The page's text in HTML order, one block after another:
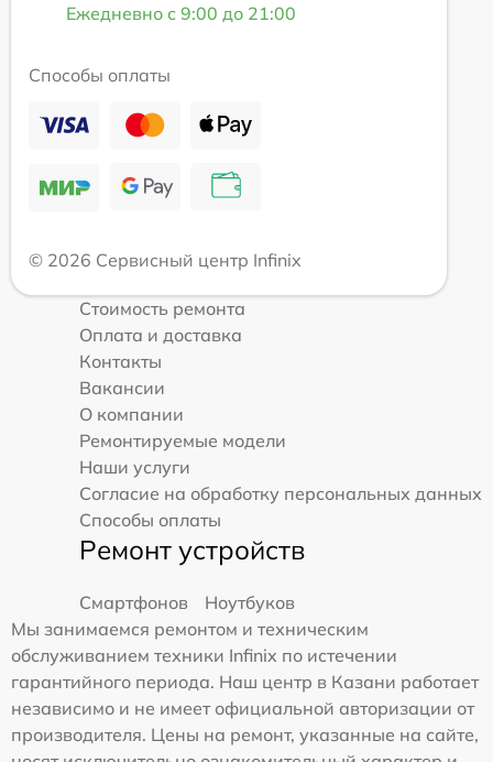
Ежедневно с 9:00 до 21:00
Способы оплаты
© 2026 Сервисный центр Infinix
Стоимость ремонта
Оплата и доставка
Контакты
Вакансии
О компании
Ремонтируемые модели
Наши услуги
Согласие на обработку персональных данных
Способы оплаты
Ремонт устройств
Смартфонов
Ноутбуков
Мы занимаемся ремонтом и техническим
обслуживанием техники Infinix по истечении
гарантийного периода. Наш центр в Казани работает
независимо и не имеет официальной авторизации от
производителя. Цены на ремонт, указанные на сайте,